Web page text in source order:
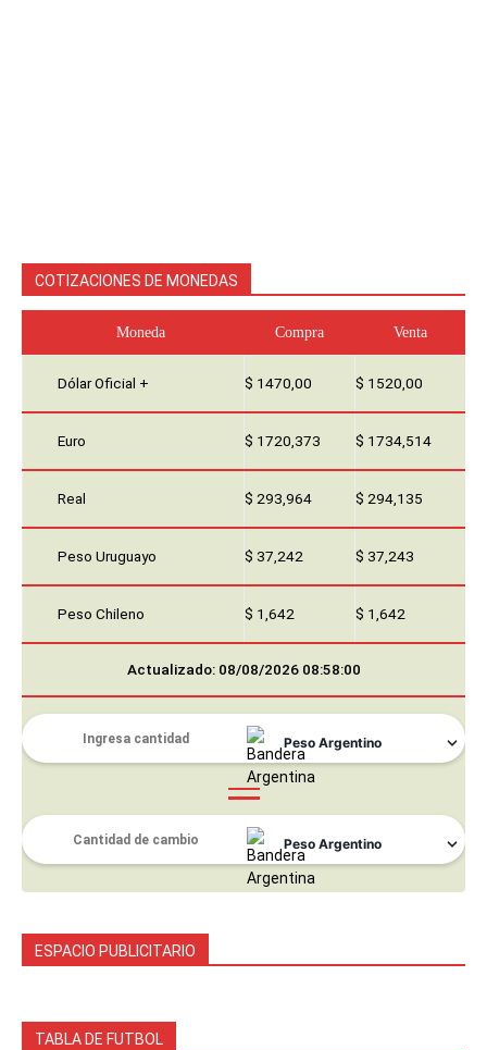
COTIZACIONES DE MONEDAS
Moneda Compra Venta
Dólar Oficial + $ 1470,00 $ 1520,00
Euro $ 1720,373 $ 1734,514
Real $ 293,964 $ 294,135
Peso Uruguayo $ 37,242 $ 37,243
Peso Chileno $ 1,642 $ 1,642
Actualizado: 08/08/2026 08:58:00
ESPACIO PUBLICITARIO
TABLA DE FUTBOL